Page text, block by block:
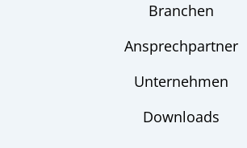
Branchen
Ansprechpartner
Unternehmen
Downloads